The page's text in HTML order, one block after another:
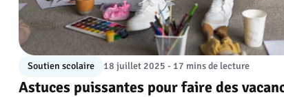
Soutien scolaire 18 juillet 2025 - 17 mins de lecture
Astuces puissantes pour faire des